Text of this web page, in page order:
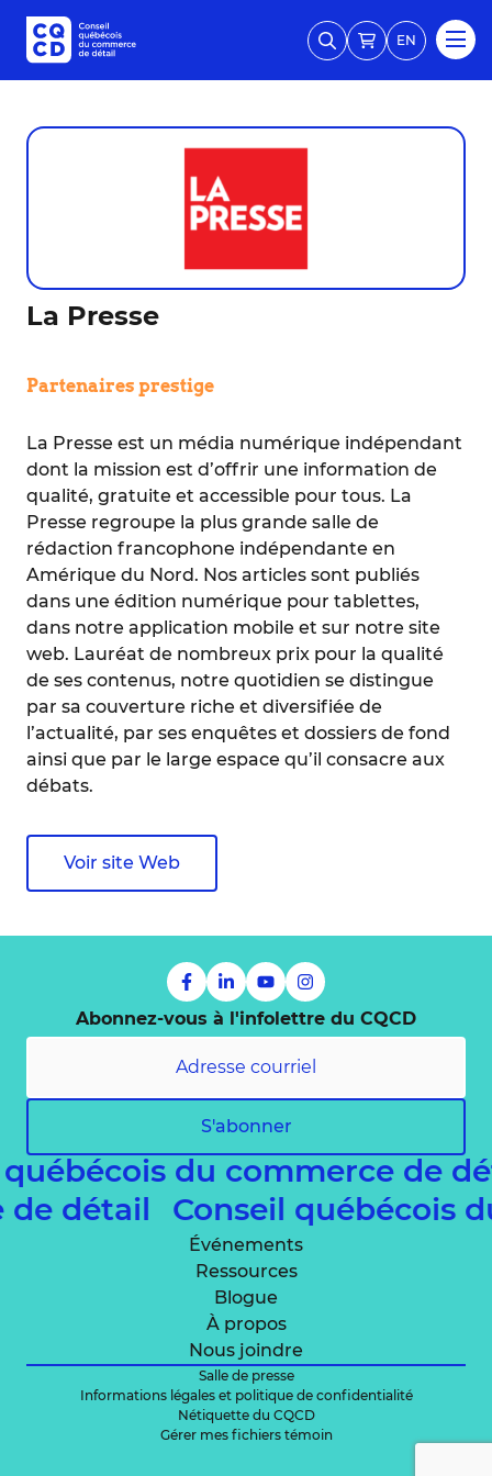
EN
La Presse
Partenaires prestige
La Presse est un média numérique indépendant
dont la mission est d’offrir une information de
qualité, gratuite et accessible pour tous. La
Presse regroupe la plus grande salle de
rédaction francophone indépendante en
Amérique du Nord. Nos articles sont publiés
dans une édition numérique pour tablettes,
dans notre application mobile et sur notre site
web. Lauréat de nombreux prix pour la qualité
de ses contenus, notre quotidien se distingue
par sa couverture riche et diversifiée de
l’actualité, par ses enquêtes et dossiers de fond
ainsi que par le large espace qu’il consacre aux
débats.
Voir site Web
Abonnez-vous à l'infolettre du CQCD
S'abonner
québécois du commerce de
de détail
Conseil québécois
Événements
Ressources
Blogue
À propos
Nous joindre
Salle de presse
Informations légales et politique de confidentialité
Nétiquette du CQCD
Gérer mes fichiers témoin